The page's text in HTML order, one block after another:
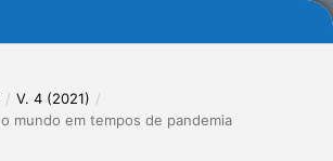
/ V. 4 (2021) /
mundo em tempos de pandemia